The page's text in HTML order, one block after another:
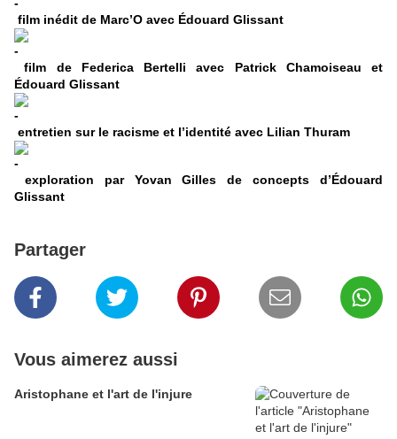
film inédit de Marc’O avec Édouard Glissant
film de Federica Bertelli avec Patrick Chamoiseau et
Édouard Glissant
entretien sur le racisme et l’identité avec Lilian Thuram
exploration par Yovan Gilles de concepts d’Édouard
Glissant
Partager
Vous aimerez aussi
Aristophane et l'art de l'injure